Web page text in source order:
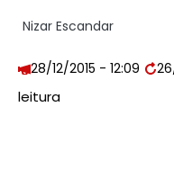
Nizar Escandar
28/12/2015 - 12:09